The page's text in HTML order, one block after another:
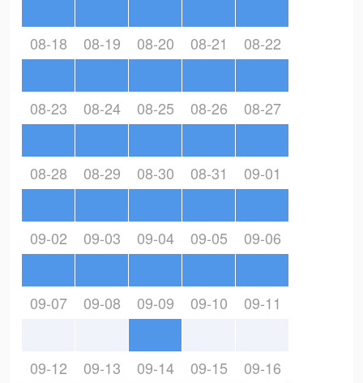
08-18 08-19 08-20 08-21 08-22
08-23 08-24 08-25 08-26 08-27
08-28 08-29 08-30 08-31 09-01
09-02 09-03 09-04 09-05 09-06
09-07 09-08 09-09 09-10 09-11
09-12 09-13 09-14 09-15 09-16